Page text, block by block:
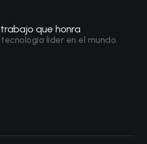
que honra
líder en el mundo.